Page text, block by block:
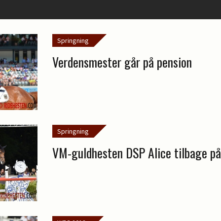
Springning
Verdensmester går på pension
Springning
VM-guldhesten DSP Alice tilbage